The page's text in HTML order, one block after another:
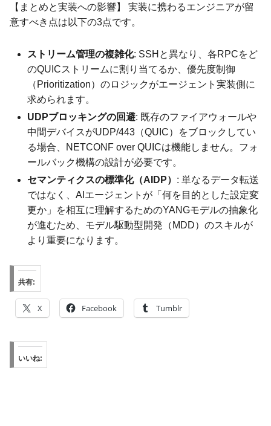
【まとめと実装への影響】 実装に携わるエンジニアが留
意すべき点は以下の3点です。
ストリーム管理の複雑化: SSHと異なり、各RPCをど
のQUICストリームに割り当てるか、優先度制御
（Prioritization）のロジックがエージェント実装側に
求められます。
UDPブロッキングの回避: 既存のファイアウォールや
中間デバイスがUDP/443（QUIC）をブロックしてい
る場合、NETCONF over QUICは機能しません。フォ
ールバック機構の設計が必要です。
セマンティクスの標準化（AIDP） : 単なるデータ転送
ではなく、AIエージェントが「何を目的とした設定変
更か」を相互に理解するためのYANGモデルの抽象化
が進むため、モデル駆動型開発（MDD）のスキルが
より重要になります。
共有:
X Facebook Tumblr
いいね: